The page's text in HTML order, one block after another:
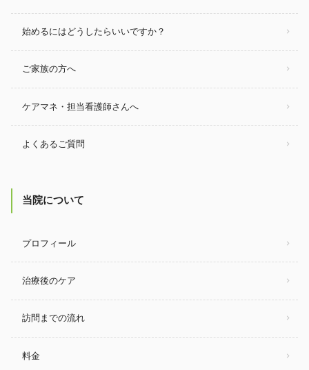
始めるにはどうしたらいいですか？
ご家族の方へ
ケアマネ・担当看護師さんへ
よくあるご質問
当院について
プロフィール
治療後のケア
訪問までの流れ
料金